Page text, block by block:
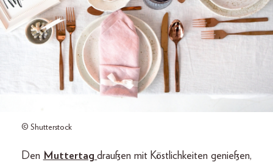
© Shutterstock
Den Muttertagdraußen mit Köstlichkeiten genießen,